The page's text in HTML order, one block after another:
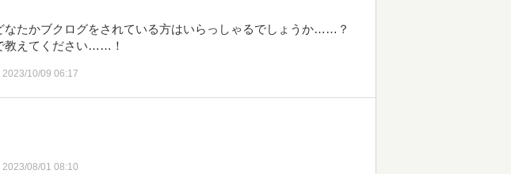
なたかブクログをされている方はいらっしゃるでしょうか……？
教えてください……！
2023/10/09 06:17
2023/08/01 08:10